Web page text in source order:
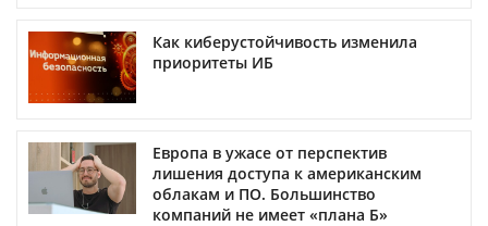
Как киберустойчивость изменила
приоритеты ИБ
Европа в ужасе от перспектив
лишения доступа к американским
облакам и ПО. Большинство
компаний не имеет «плана Б»